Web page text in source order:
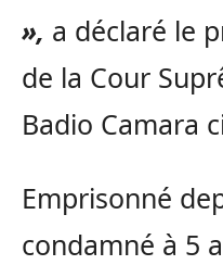
», a déclaré le
de la Cour
Badio Camara
Emprisonné
condamné à 5